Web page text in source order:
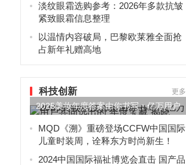
淡纹眼霜选购参考：2026年多款抗皱
紧致眼霜信息整理
以温情内容破局，巴黎欧莱雅全面抢
占新年礼赠高地
科技创新 更多
2025美妆年度答案由你书写：亿万用户
共同选出的“年度宝藏”...
MQD《溯》重磅登场CCFW中国国际
儿童时装周，诠释东方时尚新生！
2024中国国际福祉博览会直击 国产品